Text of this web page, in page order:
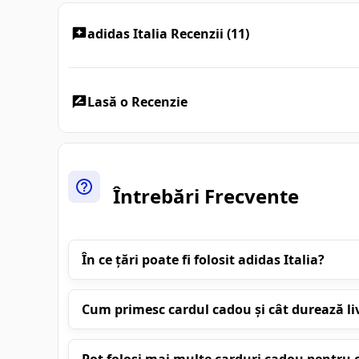
adidas Italia Recenzii (11)
Lasă o Recenzie
Întrebări Frecvente
În ce țări poate fi folosit adidas Italia?
Cum primesc cardul cadou și cât durează